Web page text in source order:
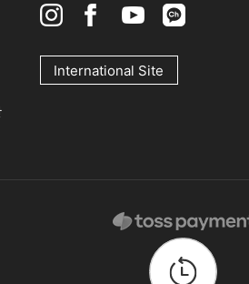
International Site